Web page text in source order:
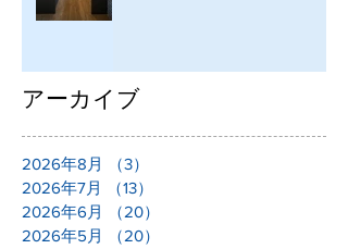
アーカイブ
2026年8月 （3）
2026年7月
（13）
2026年6月
（20）
2026年5月
（20）